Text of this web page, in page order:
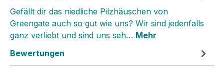
Gefällt dir das niedliche Pilzhäuschen von
Greengate auch so gut wie uns? Wir sind jedenfalls
ganz verliebt und sind uns seh… Mehr
Bewertungen